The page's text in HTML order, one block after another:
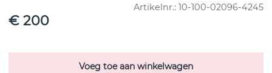
Artikelnr.: 10-100-02096-4245
€ 200
Voeg toe aan winkelwagen